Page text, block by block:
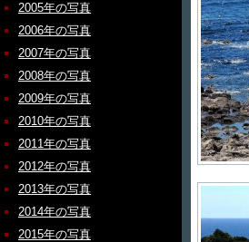
2005年の写真
2006年の写真
2007年の写真
2008年の写真
2009年の写真
2010年の写真
2011年の写真
2012年の写真
2013年の写真
2014年の写真
2015年の写真